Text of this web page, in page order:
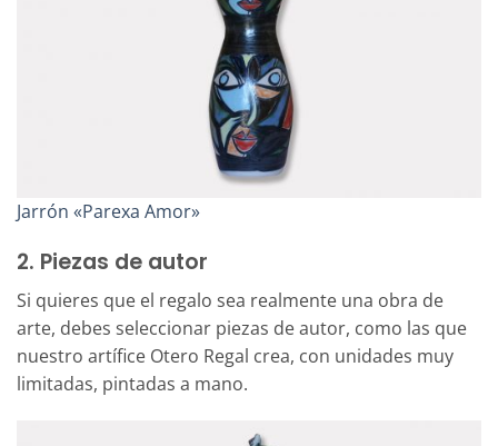
Jarrón «Parexa Amor»
2. Piezas de autor
Si quieres que el regalo sea realmente una obra de
arte, debes seleccionar piezas de autor, como las que
nuestro artífice Otero Regal crea, con unidades muy
limitadas, pintadas a mano.